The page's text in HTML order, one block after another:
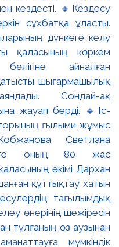
кездесті. 🔸Кездесу
сұхбатқа ұласты.
дүниеге келу
қаласының көркем
айналған
шығармашылық
Сондай-ақ
жауап берді. 🔹Іс-
ғылыми жұмыс
Светлана
оның 80 жас
әкімі Дархан
құттықтау хатын
тағылымдық
өнерінің шежіресін
тұлғаның өз аузынан
мүмкіндік